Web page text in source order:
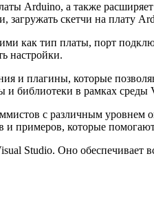
Arduino, а также
загружать скетчи на плату
как тип платы, порт
настройки.
и плагины, которые
и библиотеки в рамках среды
с различным уровнем
примеров, которые помогают
Studio. Оно обеспечивает